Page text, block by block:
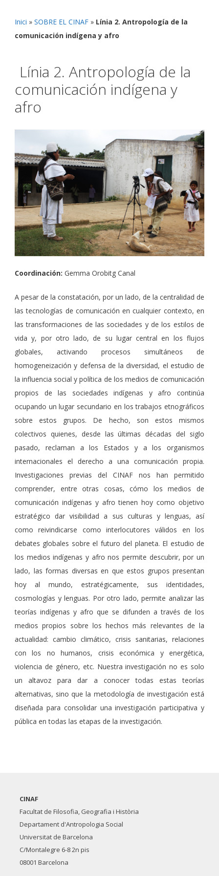
Inici » SOBRE EL CINAF » Línia 2. Antropología de la
comunicación indígena y afro
Línia 2. Antropología de la
comunicación indígena y
afro
Coordinación: Gemma Orobitg Canal
A pesar de la constatación, por un lado, de la centralidad de
las tecnologías de comunicación en cualquier contexto, en
las transformaciones de las sociedades y de los estilos de
vida y, por otro lado, de su lugar central en los flujos
globales, activando procesos simultáneos de
homogeneización y defensa de la diversidad, el estudio de
la influencia social y política de los medios de comunicación
propios de las sociedades indígenas y afro continúa
ocupando un lugar secundario en los trabajos etnográficos
sobre estos grupos. De hecho, son estos mismos
colectivos quienes, desde las últimas décadas del siglo
pasado, reclaman a los Estados y a los organismos
internacionales el derecho a una comunicación propia.
Investigaciones previas del CINAF nos han permitido
comprender, entre otras cosas, cómo los medios de
comunicación indígenas y afro tienen hoy como objetivo
estratégico dar visibilidad a sus culturas y lenguas, así
como reivindicarse como interlocutores válidos en los
debates globales sobre el futuro del planeta. El estudio de
los medios indígenas y afro nos permite descubrir, por un
lado, las formas diversas en que estos grupos presentan
hoy al mundo, estratégicamente, sus identidades,
cosmologías y lenguas. Por otro lado, permite analizar las
teorías indígenas y afro que se difunden a través de los
medios propios sobre los hechos más relevantes de la
actualidad: cambio climático, crisis sanitarias, relaciones
con los no humanos, crisis económica y energética,
violencia de género, etc. Nuestra investigación no es solo
un altavoz para dar a conocer todas estas teorías
alternativas, sino que la metodología de investigación está
diseñada para consolidar una investigación participativa y
pública en todas las etapas de la investigación.
CINAF
Facultat de Filosofia, Geografia i Història
Departament d'Antropologia Social
Universitat de Barcelona
C/Montalegre 6-8 2n pis
08001 Barcelona